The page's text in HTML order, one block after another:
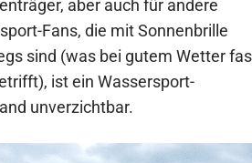
aber auch für andere
Fans, die mit Sonnenbrille
sind (was bei gutem Wetter
ist ein Wassersport-
unverzichtbar.